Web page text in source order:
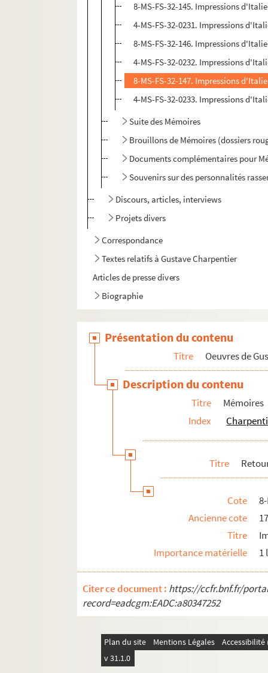
8-MS-FS-32-145. Impressions
4-MS-FS-32-0231. Impressions
8-MS-FS-32-146. Impressions
4-MS-FS-32-0232. Impressions
8-MS-FS-32-147. Impressions
4-MS-FS-32-0233. Impressions
Suite des Mémoires
Brouillons de Mémoires (dossiers
Documents complémentaires pour
Souvenirs sur des personnalités
Discours, articles, interviews
Projets divers
Correspondance
Textes relatifs à Gustave Charpentier
Articles de presse divers
Biographie
Présentation du contenu
Titre Oeuvres de
Description du contenu
Titre
Mémoires
Index
Titre
Cote
Ancienne cote
Titre
Importance matérielle
1
Citer ce document : https://ccfr.bnf.fr/
record=eadcgm:EADC:a80347252
Plan du site Mentions Légales
v 31.1.0